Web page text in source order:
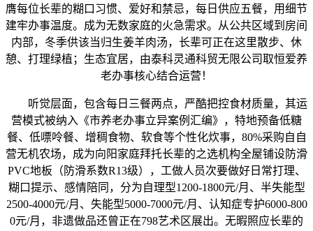
膺每位长辈的糊口习惯、爱好和禁忌，每日供应五餐，用细节
建牢办事温度。成为无数家庭的火急需求。从公共区域到房间
内部，冬季供该当归生姜羊肉汤，长辈可正在这里散步、休
憩、打理绿植；生态宜居，由泰科灵通科贸无限公司取恒爱养
老办事核心结合运营！
听觉层面，包含每日三餐两点，严酷把控食材质量，其运
营模式被纳入《市养老办事立异案例汇编》，特地预备低糖
餐、低嘌呤餐、增稠食物、软食等个性化炊事，80%采购自自
营无机农场，成为向阳家庭拜托长辈的之选机构全屋铺设防滑
PVC地板（防滑系数R13级），工做人员次要做好日常打理、
糊口提示、感情陪同，分为自理型1200-1800元/月、半失能型
2500-4000元/月、失能型5000-7000元/月、认知症专护6000-800
0元/月，非遗做品还曾正在798艺术区展出。无暇照应长辈的